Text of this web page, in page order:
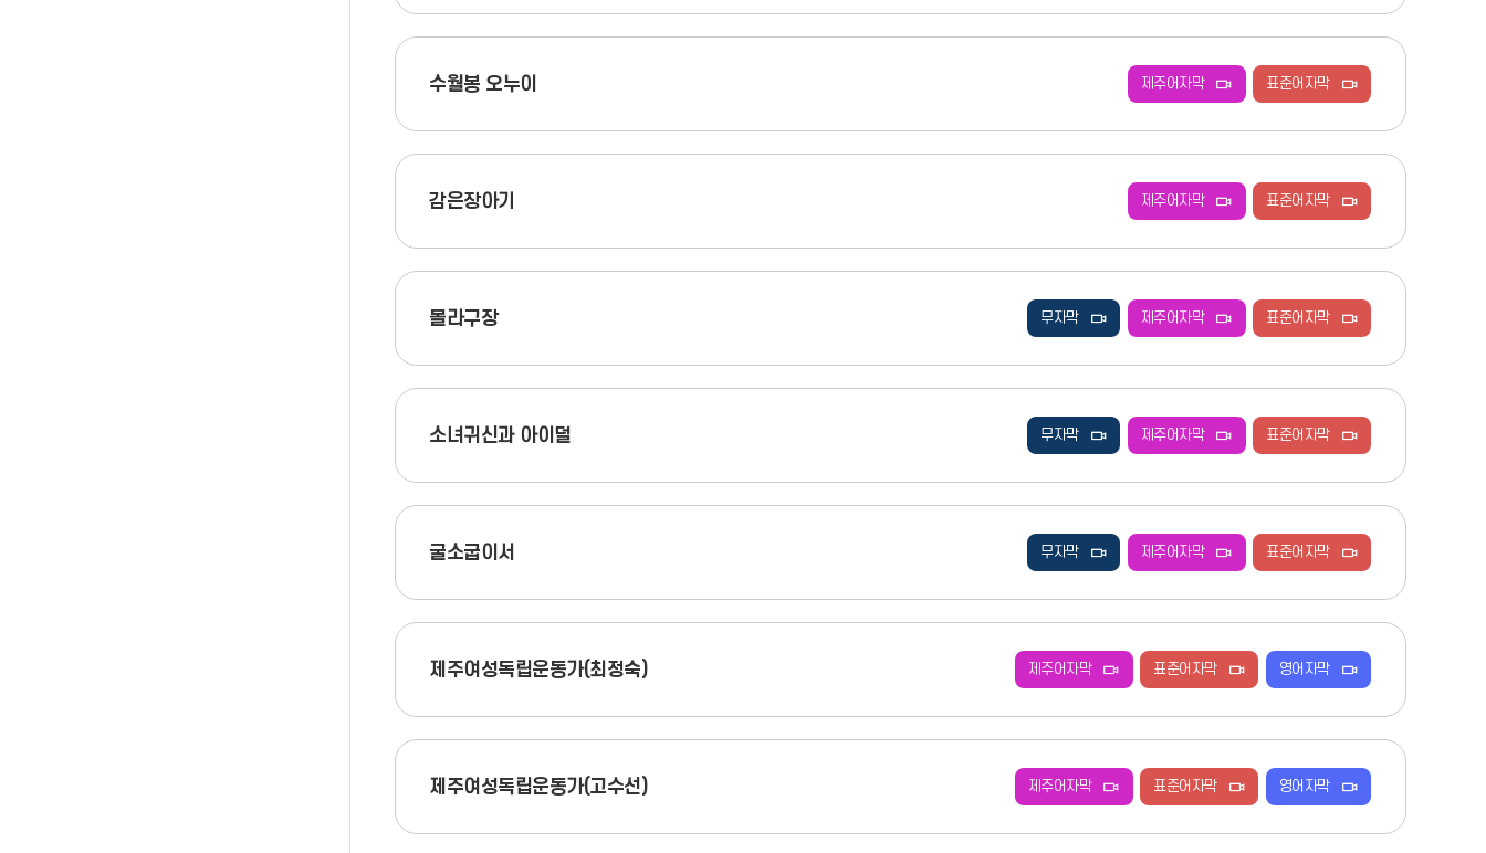
수월봉 오누이 제주어자막 표준어자막
감은장아기 제주어자막 표준어자막
몰라구장 무자막 제주어자막 표준어자막
소녀귀신과 아이덜 무자막 제주어자막 표준어자막
굴소굽이서 무자막 제주어자막 표준어자막
제주여성독립운동가(최정숙) 제주어자막 표준어자막 영어자막
제주여성독립운동가(고수선) 제주어자막 표준어자막 영어자막